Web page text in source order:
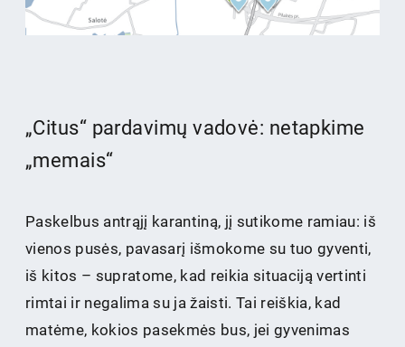
„Citus“ pardavimų vadovė: netapkime
„memais“
Paskelbus antrąjį karantiną, jį sutikome ramiau: iš
vienos pusės, pavasarį išmokome su tuo gyventi,
iš kitos – supratome, kad reikia situaciją vertinti
rimtai ir negalima su ja žaisti. Tai reiškia, kad
matėme, kokios pasekmės bus, jei gyvenimas